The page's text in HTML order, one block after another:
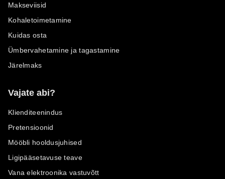
Makseviisid
Kohaletoimetamine
Kuidas osta
Ümbervahetamine ja tagastamine
Järelmaks
Vajate abi?
Klienditeenindus
Pretensioonid
Mööbli hooldusjuhised
Ligipääsetavuse teave
Vana elektroonika vastuvõtt